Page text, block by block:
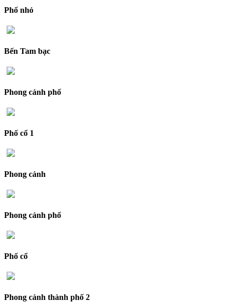
Phố nhỏ
Bến Tam bạc
Phong cảnh phố
Phố cổ 1
Phong cảnh
Phong cảnh phố
Phố cổ
Phong cảnh thành phố 2